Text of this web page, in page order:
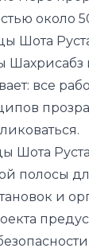
около
Шота
все
Шота
полосы
и